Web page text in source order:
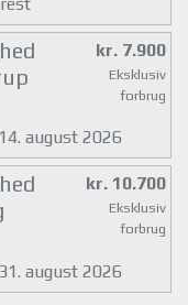
kr. 7.900
Eksklusiv
forbrug
august 2026
kr. 10.700
Eksklusiv
forbrug
august 2026